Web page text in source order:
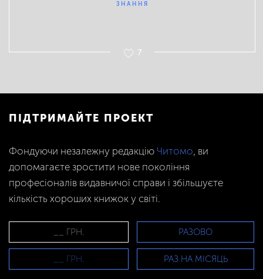
ЗНАННЯ
7
ПІДТРИМАЙТЕ ПРОЕКТ
Фондуючи незалежну редакцію Читомо, ви
допомагаєте зростити нове покоління
професіоналів видавничої справи і збільшуєте
кількість хороших книжок у світі.
РАЗОВО
РАЗ НА МІСЯЦЬ